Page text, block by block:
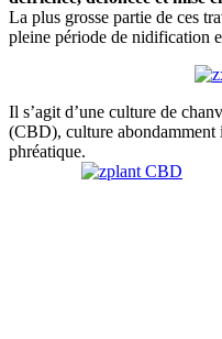
La plus grosse partie de ces
pleine période de nidification
Il s’agit d’une culture de
(CBD), culture abondamment
phréatique.